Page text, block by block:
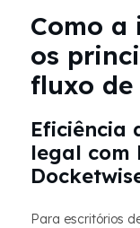
Como a
os
fluxo
Eficiência
legal com
Para escritórios